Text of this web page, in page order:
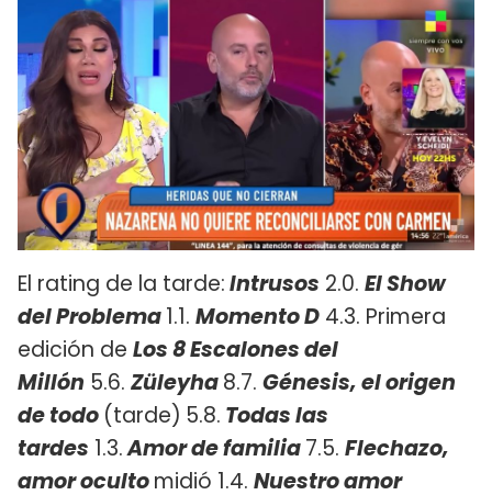
El rating de la tarde:Intrusos 2.0. El Show
del Problema1.1. Momento D 4.3. Primera
edición de Los 8 Escalones del
Millón 5.6. Züleyha8.7. Génesis, el origen
de todo (tarde) 5.8. Todas las
tardes 1.3.Amor de familia7.5. Flechazo,
amor ocultomidió 1.4. Nuestro amor